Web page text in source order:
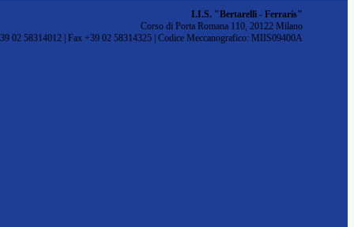
I.I.S. "Bertarelli - Ferraris"
Corso di Porta Romana 110, 20122 Milano
02 58314012 | Fax +39 02 58314325 | Codice Meccanografico: MIIS09400A